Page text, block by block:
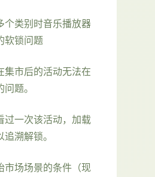
个类别时音乐播放器
软锁问题
集市后的活动无法在
题。
过一次该活动，加载
溯解锁。
市场场景的条件（现